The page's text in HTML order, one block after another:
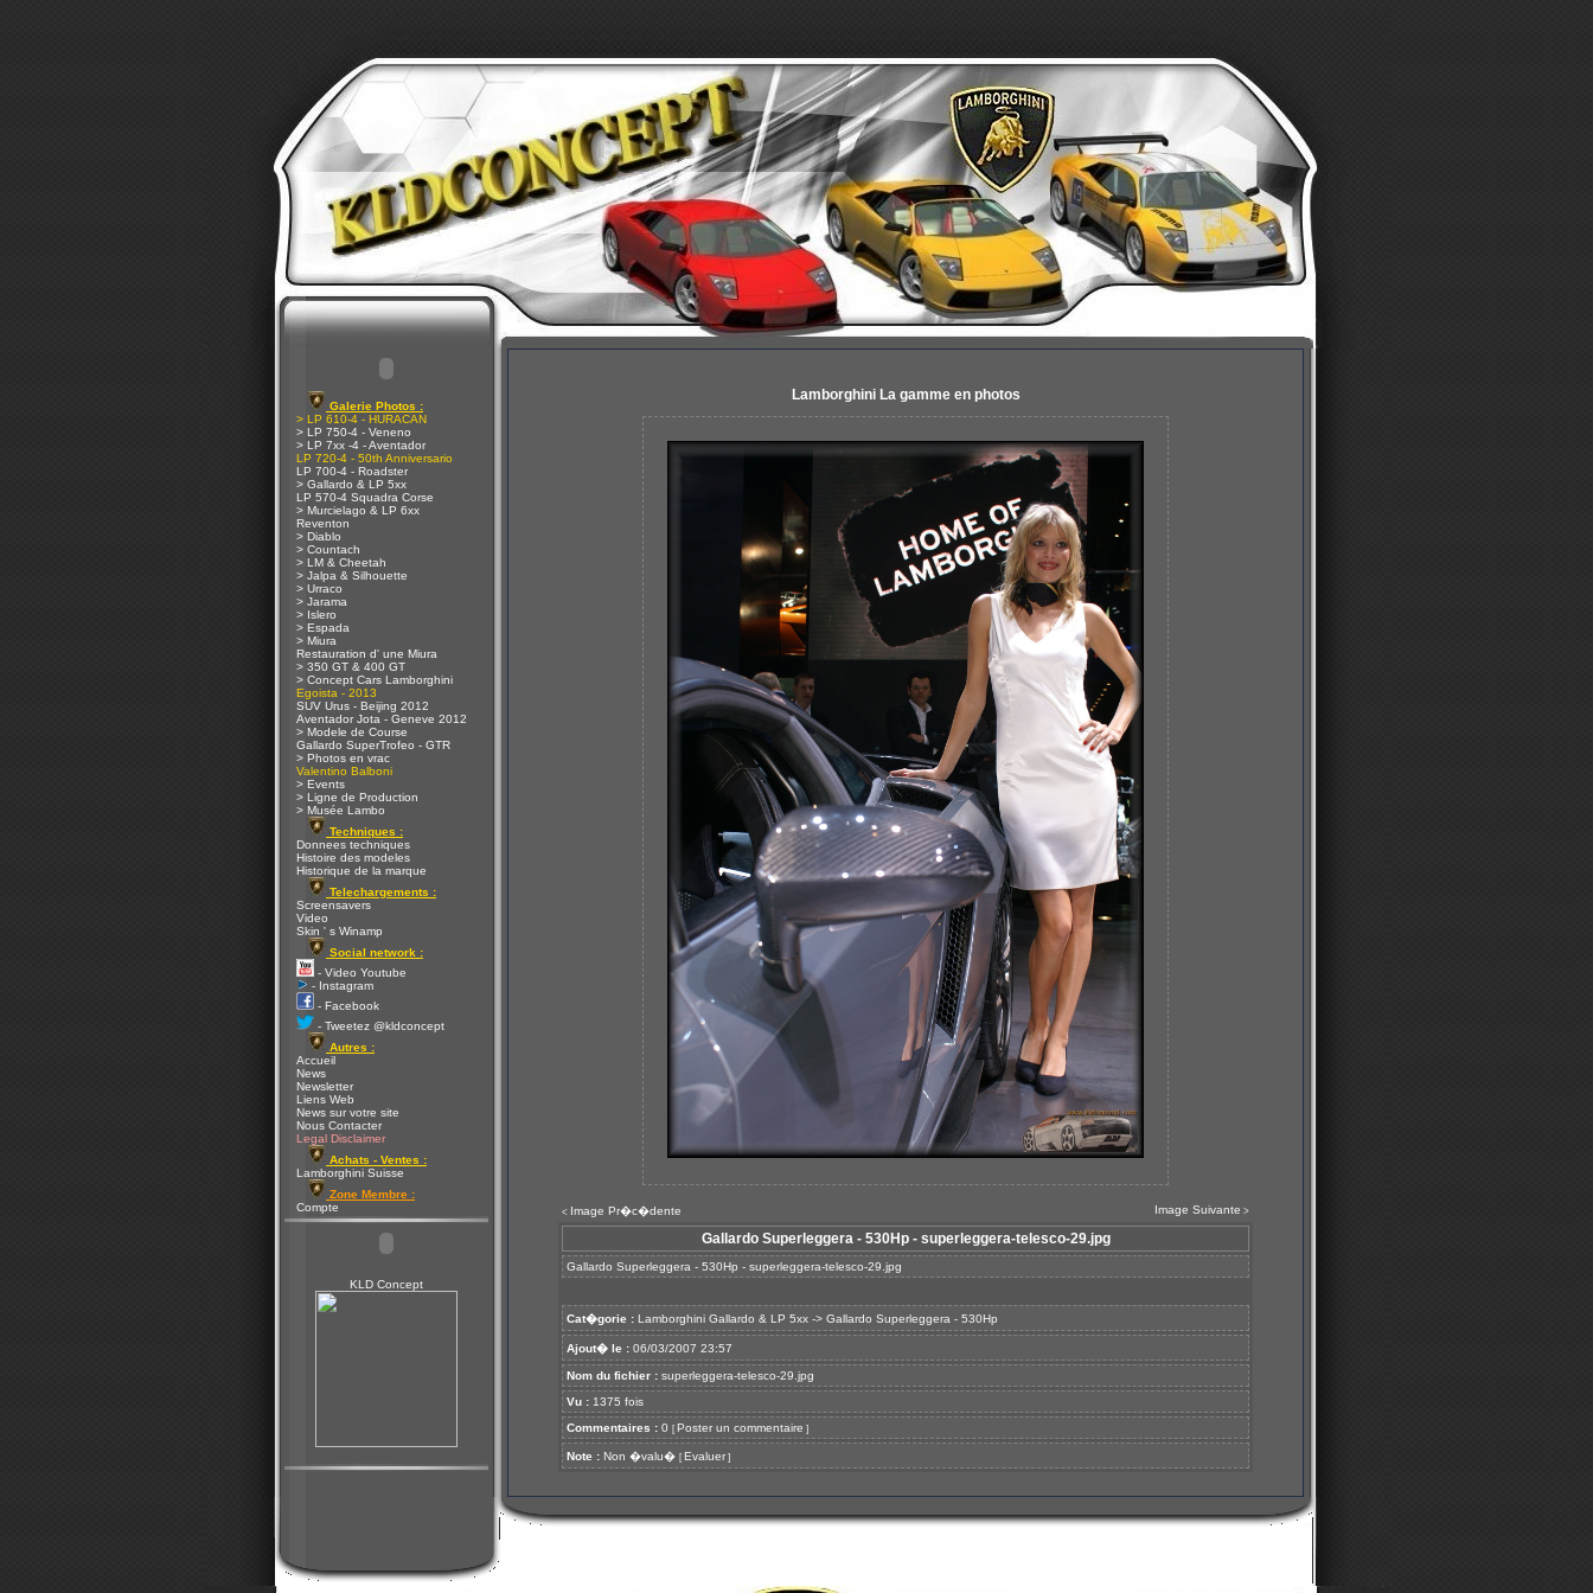
Galerie Photos :
> LP 610-4 - HURACAN
> LP 750-4 - Veneno
> LP 7xx -4 - Aventador
LP 720-4 - 50th Anniversario
LP 700-4 - Roadster
> Gallardo & LP 5xx
LP 570-4 Squadra Corse
> Murcielago & LP 6xx
Reventon
> Diablo
> Countach
> LM & Cheetah
> Jalpa & Silhouette
> Urraco
> Jarama
> Islero
> Espada
> Miura
Restauration d' une Miura
> 350 GT & 400 GT
> Concept Cars Lamborghini
Egoista - 2013
SUV Urus - Beijing 2012
Aventador Jota - Geneve 2012
> Modele de Course
Gallardo SuperTrofeo - GTR
> Photos en vrac
Valentino Balboni
> Events
> Ligne de Production
> Musée Lambo
Techniques :
Donnees techniques
Histoire des modeles
Historique de la marque
Telechargements :
Screensavers
Video
Skin ' s Winamp
Social network :
- Video Youtube
- Instagram
- Facebook
- Tweetez @kldconcept
Autres :
Accueil
News
Newsletter
Liens Web
News sur votre site
Nous Contacter
Legal Disclaimer
Achats - Ventes :
Lamborghini Suisse
Zone Membre :
Compte
KLD Concept
Lamborghini La gamme en photos
< Image Pr�c�dente Image Suivante >
Gallardo Superleggera - 530Hp - superleggera-telesco-29.jpg
Gallardo Superleggera - 530Hp - superleggera-telesco-29.jpg
Cat�gorie : Lamborghini Gallardo & LP 5xx -> Gallardo Superleggera - 530Hp
Ajout� le : 06/03/2007 23:57
Nom du fichier : superleggera-telesco-29.jpg
Vu : 1375 fois
Commentaires : 0 [ Poster un commentaire ]
Note : Non �valu� [ Evaluer ]